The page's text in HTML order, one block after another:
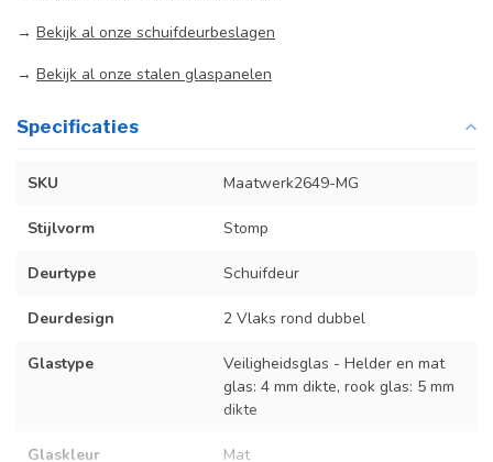
→ Bekijk al onze schuifdeurbeslagen
→ Bekijk al onze stalen glaspanelen
Specificaties
SKU Maatwerk2649-MG
Stijlvorm Stomp
Deurtype Schuifdeur
Deurdesign 2 Vlaks rond dubbel
Glastype
Veiligheidsglas - Helder en mat
glas: 4 mm dikte, rook glas: 5 mm
dikte
Glaskleur Mat